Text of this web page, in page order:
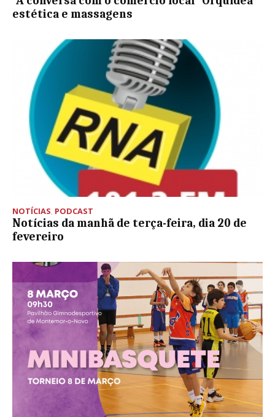
estética e massagens
NOTÍCIAS, PODCAST
Notícias da manhã de terça-feira, dia 20 de
fevereiro